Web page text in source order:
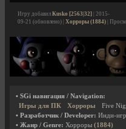
Игру добавил Kusko [2563|32] | 2015-
09-21 (обновлено) | Хорроры (1884) |
• SGi навигация / Navigation:
Игры для ПК
Хорроры
Five
• Разработчик / Developer: Инди-
• Жанр / Genre: Хорроры (1884)